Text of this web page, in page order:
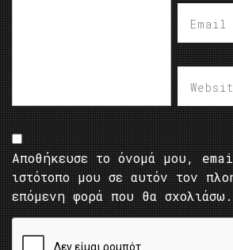
Αποθήκευσε το όνομά μου,
ιστότοπο μου σε αυτόν τον
επόμενη φορά που θα σχολιάσω.